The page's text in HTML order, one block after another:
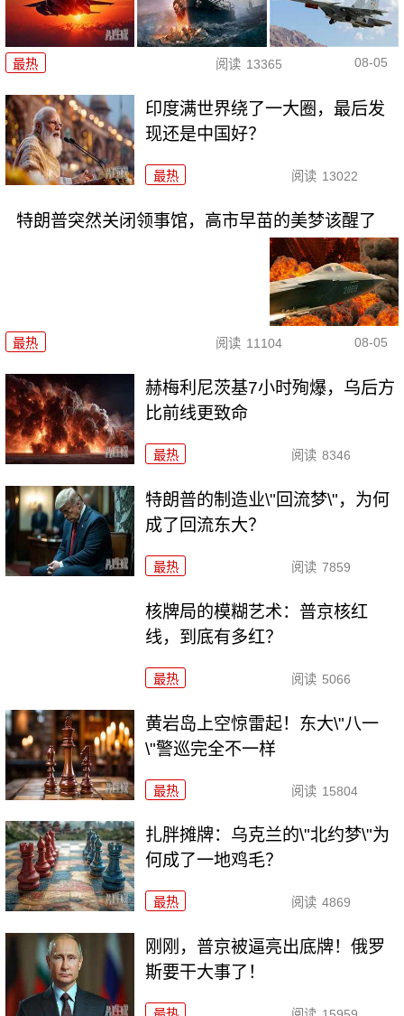
最热 阅读 13365 08-05
印度满世界绕了一大圈，最后发
现还是中国好？
最热 阅读 13022
特朗普突然关闭领事馆，高市早苗的美梦该醒了
最热 阅读 11104 08-05
赫梅利尼茨基7小时殉爆，乌后方
比前线更致命
最热 阅读 8346
特朗普的制造业\"回流梦\"，为何
成了回流东大？
最热 阅读 7859
核牌局的模糊艺术：普京核红
线，到底有多红？
最热 阅读 5066
黄岩岛上空惊雷起！东大\"八一
\"警巡完全不一样
最热 阅读 15804
扎胖摊牌：乌克兰的\"北约梦\"为
何成了一地鸡毛？
最热 阅读 4869
刚刚，普京被逼亮出底牌！俄罗
斯要干大事了！